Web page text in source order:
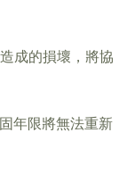
成的損壞，將協
年限將無法重新